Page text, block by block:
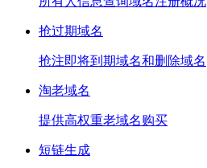
抢过期域名
抢注即将到期域名和删除域名
淘老域名
提供高权重老域名购买
短链生成